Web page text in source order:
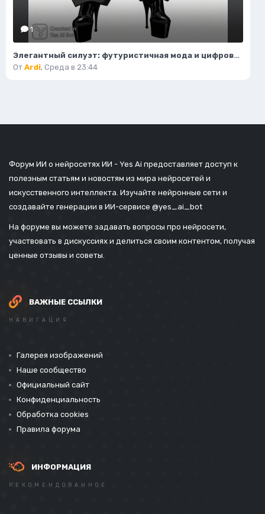
1
Элегантный силуэт: футуристичная мода и цифровое искусство. Изображение из нейросети Flux.1
От Ardi, Среда в 23:44
Форум ИИ о нейросетях ИИ - Yes Ai предоставляет доступ к
полезным статьям и новостям из мира нейросетей и
искусственного интеллекта. Изучайте нейронные сети и
создавайте генерации в ИИ-сервисе @yes_ai_bot
На форуме вы можете задавать вопросы про нейросети,
участвовать в дискуссиях и делиться своим контентом, получая
ценные отзывы и советы.
ВАЖНЫЕ ССЫЛКИ
НАВИГАЦИЯ
Галерея изображений
Наше сообщество
Официальный сайт
Конфиденциальность
Обработка cookies
Правила форума
ИНФОРМАЦИЯ
РЕКОМЕНДОВАННОЕ